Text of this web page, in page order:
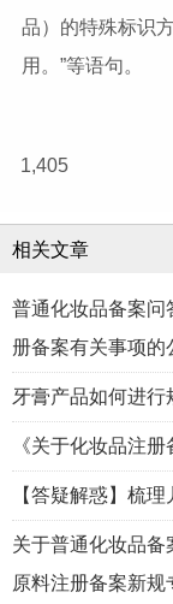
品）的特殊标识
用。”等语句。
1,405
相关文章
普通化妆品备案问
册备案有关事项的
牙膏产品如何进行
《关于化妆品注
【答疑解惑】梳
关于普通化妆品
原料注册备案新规